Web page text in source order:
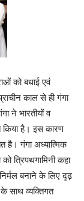
को बधाई एवं
काल से ही गंगा
ने भारतीयों व
किया है। इस कारण
है। गंगा अध्यात्मिक
त्रिपथगामिनी कहा
बनाने के लिए दृढ़
साथ व्यक्तिगत